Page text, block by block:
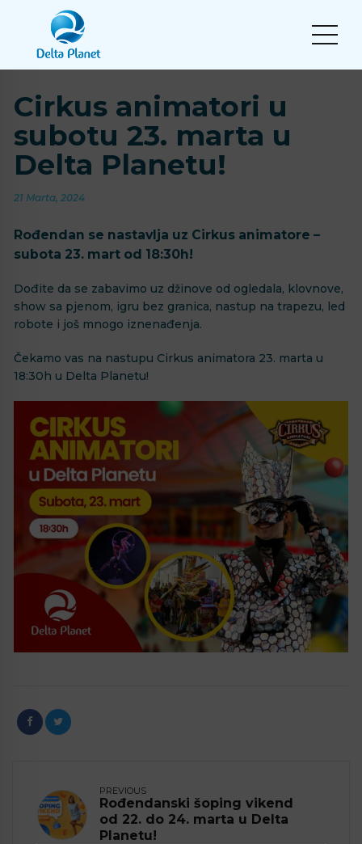
Cirkus animatori u
subotu 23. marta u
Delta Planetu!
21 Marta, 2024
Rođendan se nastavlja uz Cirkus animatore –
subota 23. mart od 18:30h!
Dođite da se zabavimo uz džinove od ogledala, klovnove,
show sa pjenom, igru bez granica, nastup na trapezu, led
robote i još mnogo iznenađenja.
Čekamo vas na nastupu Cirkus animatora 23. marta u
18:30h u Delta Planetu!
PREVIOUS
Rođendanski šoping vikend
od 22. do 24. marta u Delta
Planetu!